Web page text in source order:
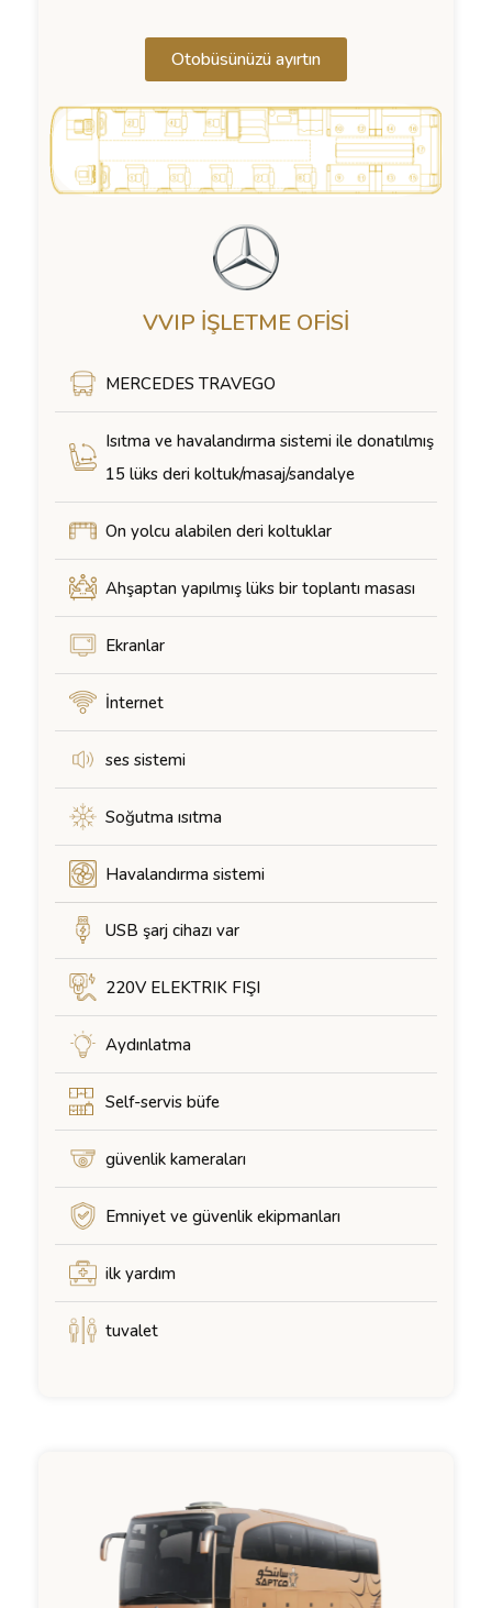
VVIP İŞLETME OFISI
MERCEDES TRAVEGO
Isıtma ve havalandırma sistemi ile donatılmış
15 lüks deri koltuk/masaj/sandalye
On yolcu alabilen deri koltuklar
Ahşaptan yapılmış lüks bir toplantı masası
Ekranlar
İnternet
ses sistemi
Soğutma ısıtma
Havalandırma sistemi
USB şarj cihazı var
220V ELEKTRIK FIŞI
Aydınlatma
Self-servis büfe
güvenlik kameraları
Emniyet ve güvenlik ekipmanları
ilk yardım
tuvalet
Otobüsünüzü ayırtın